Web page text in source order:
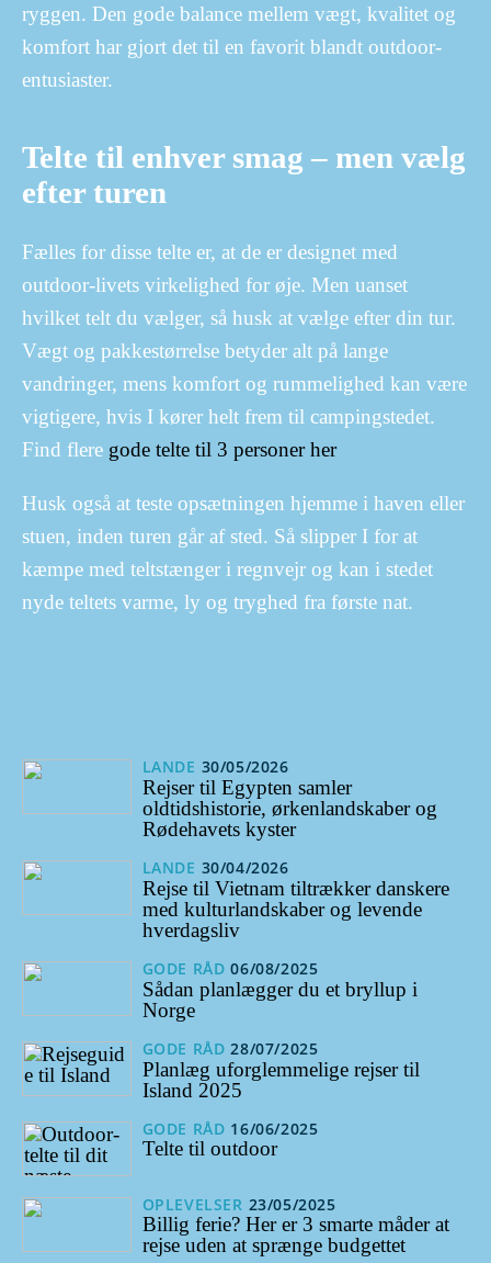
ryggen. Den gode balance mellem vægt, kvalitet og
komfort har gjort det til en favorit blandt outdoor-
entusiaster.
Telte til enhver smag – men vælg
efter turen
Fælles for disse telte er, at de er designet med
outdoor-livets virkelighed for øje. Men uanset
hvilket telt du vælger, så husk at vælge efter din tur.
Vægt og pakkestørrelse betyder alt på lange
vandringer, mens komfort og rummelighed kan være
vigtigere, hvis I kører helt frem til campingstedet.
Find flere gode telte til 3 personer her
Husk også at teste opsætningen hjemme i haven eller
stuen, inden turen går af sted. Så slipper I for at
kæmpe med teltstænger i regnvejr og kan i stedet
nyde teltets varme, ly og tryghed fra første nat.
LANDE 30/05/2026
Rejser til Egypten samler
oldtidshistorie, ørkenlandskaber og
Rødehavets kyster
LANDE 30/04/2026
Rejse til Vietnam tiltrækker danskere
med kulturlandskaber og levende
hverdagsliv
GODE RÅD 06/08/2025
Sådan planlægger du et bryllup i
Norge
GODE RÅD 28/07/2025
Planlæg uforglemmelige rejser til
Island 2025
GODE RÅD 16/06/2025
Telte til outdoor
OPLEVELSER 23/05/2025
Billig ferie? Her er 3 smarte måder at
rejse uden at sprænge budgettet